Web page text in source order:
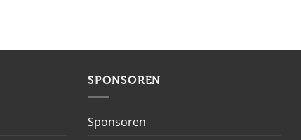
SPONSOREN
Sponsoren